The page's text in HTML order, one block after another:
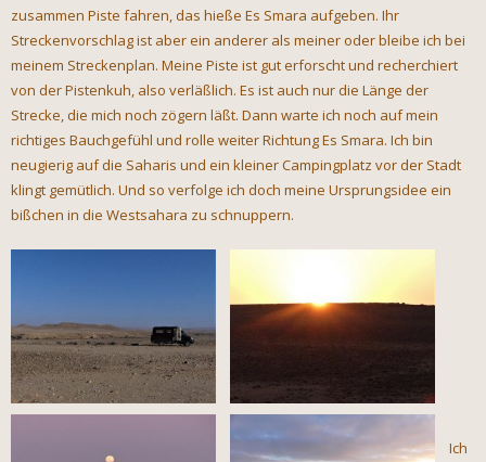
zusammen Piste fahren, das hieße Es Smara aufgeben. Ihr
Streckenvorschlag ist aber ein anderer als meiner oder bleibe ich bei
meinem Streckenplan. Meine Piste ist gut erforscht und recherchiert
von der Pistenkuh, also verläßlich. Es ist auch nur die Länge der
Strecke, die mich noch zögern läßt. Dann warte ich noch auf mein
richtiges Bauchgefühl und rolle weiter Richtung Es Smara. Ich bin
neugierig auf die Saharis und ein kleiner Campingplatz vor der Stadt
klingt gemütlich. Und so verfolge ich doch meine Ursprungsidee ein
bißchen in die Westsahara zu schnuppern.
Ich